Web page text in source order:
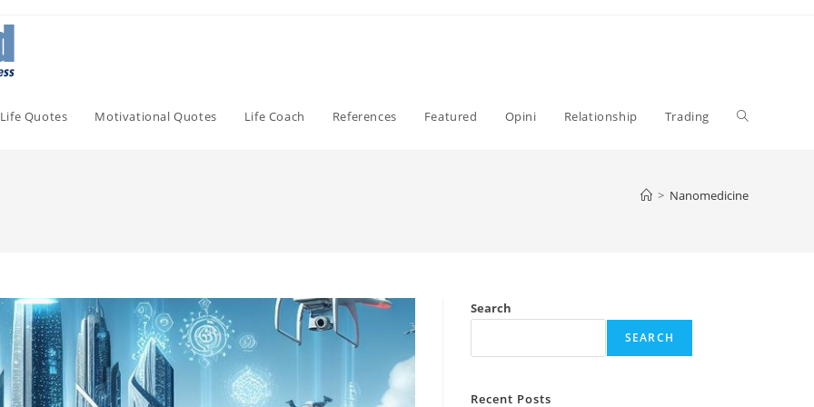
Life Quotes Motivational Quotes Life Coach References Featured Opini Relationship Trading Toggle
> Nanomedicine
Search
SEARCH
Recent Posts